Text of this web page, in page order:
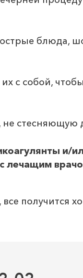
блюда,
с собой,
не стесняющую
и/
лечащим
все получится